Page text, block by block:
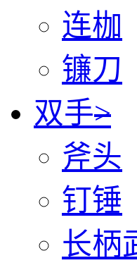
连枷
镰刀
双手>
斧头
钉锤
长柄